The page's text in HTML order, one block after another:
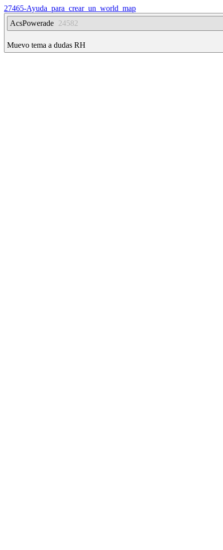
27465-Ayuda_para_crear_un_world_map
AcsPowerade 24582
Muevo tema a dudas RH